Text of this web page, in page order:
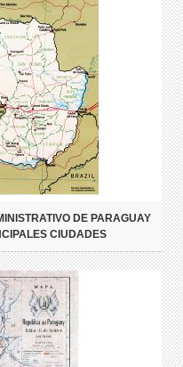
DE PARAGUAY
CIUDADES